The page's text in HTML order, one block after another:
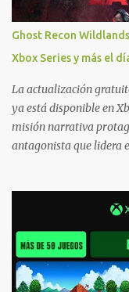
de promociones desde
actualizaciones
- Argentina Ofertas -
Ofertas - Estados
Xbox One también
Ghost Recon
Xbox Series y más el
La actualización
ya está disponible en
misión narrativa
antagonista que lidera
Predator , uno de los
junto con múltiples
juego. Uno de los
gran cantidad de
es posible ocultar